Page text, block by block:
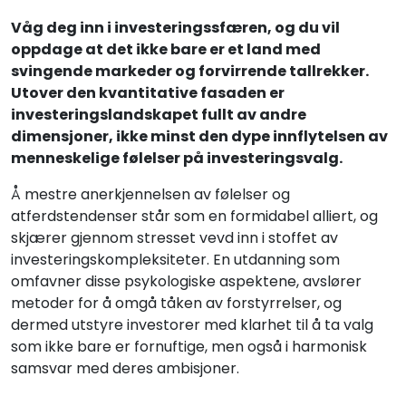
Våg deg inn i investeringssfæren, og du vil
oppdage at det ikke bare er et land med
svingende markeder og forvirrende tallrekker.
Utover den kvantitative fasaden er
investeringslandskapet fullt av andre
dimensjoner, ikke minst den dype innflytelsen av
menneskelige følelser på investeringsvalg.
Å mestre anerkjennelsen av følelser og
atferdstendenser står som en formidabel alliert, og
skjærer gjennom stresset vevd inn i stoffet av
investeringskompleksiteter. En utdanning som
omfavner disse psykologiske aspektene, avslører
metoder for å omgå tåken av forstyrrelser, og
dermed utstyre investorer med klarhet til å ta valg
som ikke bare er fornuftige, men også i harmonisk
samsvar med deres ambisjoner.